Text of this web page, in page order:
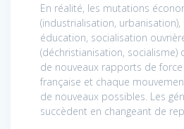
En réalité, les mutations
(industrialisation, urbanisation),
éducation, socialisation
(déchristianisation, socialisme)
de nouveaux rapports de
française et chaque
de nouveaux possibles. Les
succèdent en changeant de